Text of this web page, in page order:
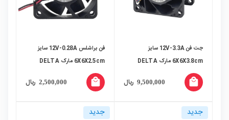
جت فن 12V-3.3A سایز
6X6X3.8cm مارک DELTA
PFM0612XHE
9,500,000 ریال local_mall
فن براشلس 12V-0.28A سایز
6X6X2.5cm مارک DELTA
AFB0612VH
2,500,000 ریال local_mall
جدید جدید